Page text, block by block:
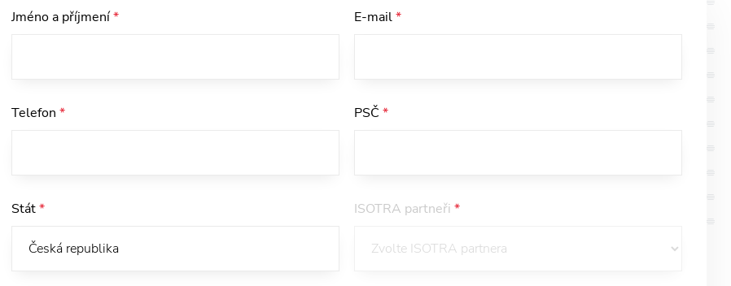
Jméno a příjmení* E-mail*
Telefon * PSČ*
Stát* ISOTRA partneři*